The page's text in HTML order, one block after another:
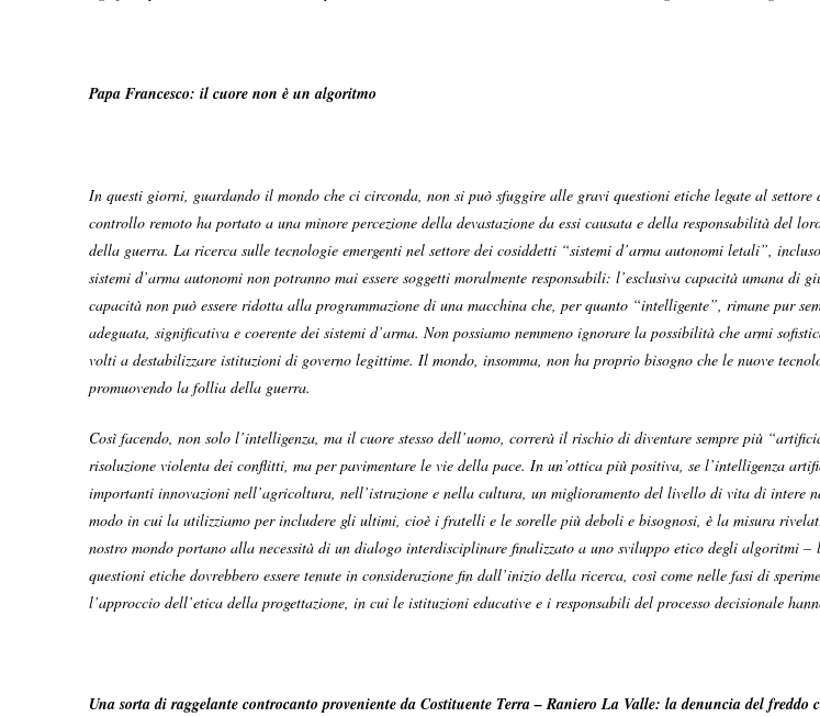
Papa Francesco: il cuore non è un algoritmo
In questi giorni, guardando il mondo che ci circonda, non si può sfuggire alle gravi questioni etiche legate al
controllo remoto ha portato a una minore percezione della devastazione da essi causata e della responsabilità del
della guerra. La ricerca sulle tecnologie emergenti nel settore dei cosiddetti “sistemi d’arma autonomi letali”,
sistemi d’arma autonomi non potranno mai essere soggetti moralmente responsabili: l’esclusiva capacità umana
capacità non può essere ridotta alla programmazione di una macchina che, per quanto “intelligente”, rimane pur
adeguata, significativa e coerente dei sistemi d’arma. Non possiamo nemmeno ignorare la possibilità che armi
volti a destabilizzare istituzioni di governo legittime. Il mondo, insomma, non ha proprio bisogno che le nuove
promuovendo la follia della guerra.
Così facendo, non solo l’intelligenza, ma il cuore stesso dell’uomo, correrà il rischio di diventare sempre più
risoluzione violenta dei conflitti, ma per pavimentare le vie della pace. In un’ottica più positiva, se l’intelligenza
importanti innovazioni nell’agricoltura, nell’istruzione e nella cultura, un miglioramento del livello di vita di
modo in cui la utilizziamo per includere gli ultimi, cioè i fratelli e le sorelle più deboli e bisognosi, è la misura
nostro mondo portano alla necessità di un dialogo interdisciplinare finalizzato a uno sviluppo etico degli algoritmi
questioni etiche dovrebbero essere tenute in considerazione fin dall’inizio della ricerca, così come nelle fasi di
l’approccio dell’etica della progettazione, in cui le istituzioni educative e i responsabili del processo decisionale
Una sorta di raggelante controcanto proveniente da Costituente Terra – Raniero La Valle: la denuncia del freddo